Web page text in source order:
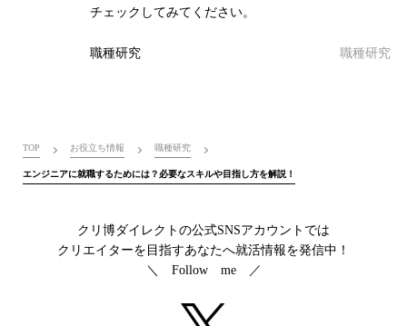
チェックしてみてください。
職種研究 職種研究
TOP お役立ち情報 職種研究
エンジニアに就職するためには？必要なスキルや目指し方を解説！
クリ博ダイレクトの公式SNSアカウントでは
クリエイターを目指すあなたへ就活情報を発信中！
＼ Follow me ／